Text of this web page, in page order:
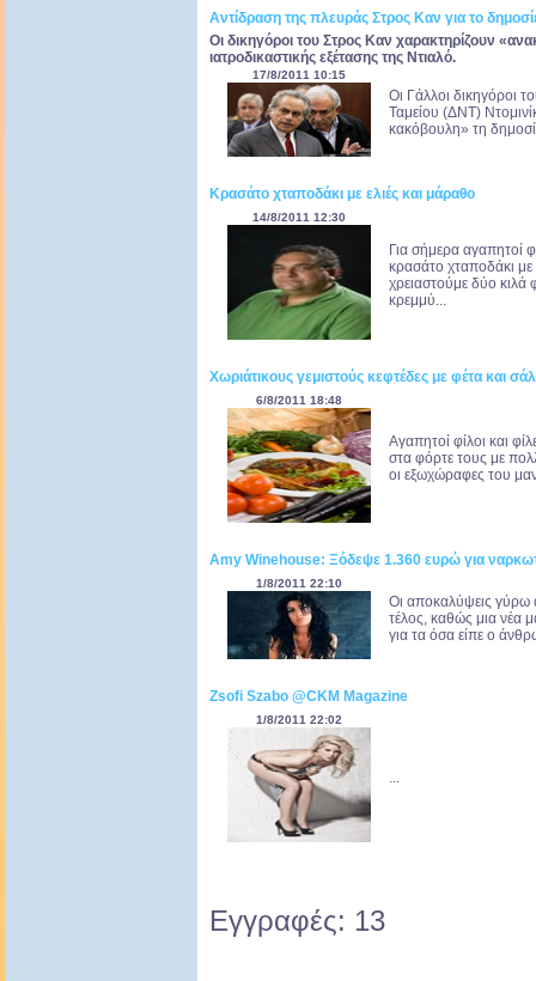
Αντίδραση της πλευράς Στρος Καν για το
Οι δικηγόροι του Στρος Καν χαρακτηρίζουν
ιατροδικαστικής εξέτασης της Ντιαλό.
17/8/2011 10:15
Οι Γάλλοι δικηγόροι
Ταμείου (ΔΝΤ)
κακόβουλη» τη
Κρασάτο χταποδάκι με ελιές και μάραθο
14/8/2011 12:30
Για σήμερα αγαπητοί
κρασάτο χταποδάκι με
χρειαστούμε δύο κιλά
κρεμμύ...
Χωριάτικους γεμιστούς κεφτέδες με φέτα και
6/8/2011 18:48
Αγαπητοί φίλοι και
στα φόρτε τους με
οι εξωχώραφες του
Amy Winehouse: Ξόδεψε 1.360 ευρώ για
1/8/2011 22:10
Οι αποκαλύψεις γύρω
τέλος, καθώς μια νέα
για τα όσα είπε ο
Zsofi Szabo @CKM Magazine
1/8/2011 22:02
...
Εγγραφές: 13